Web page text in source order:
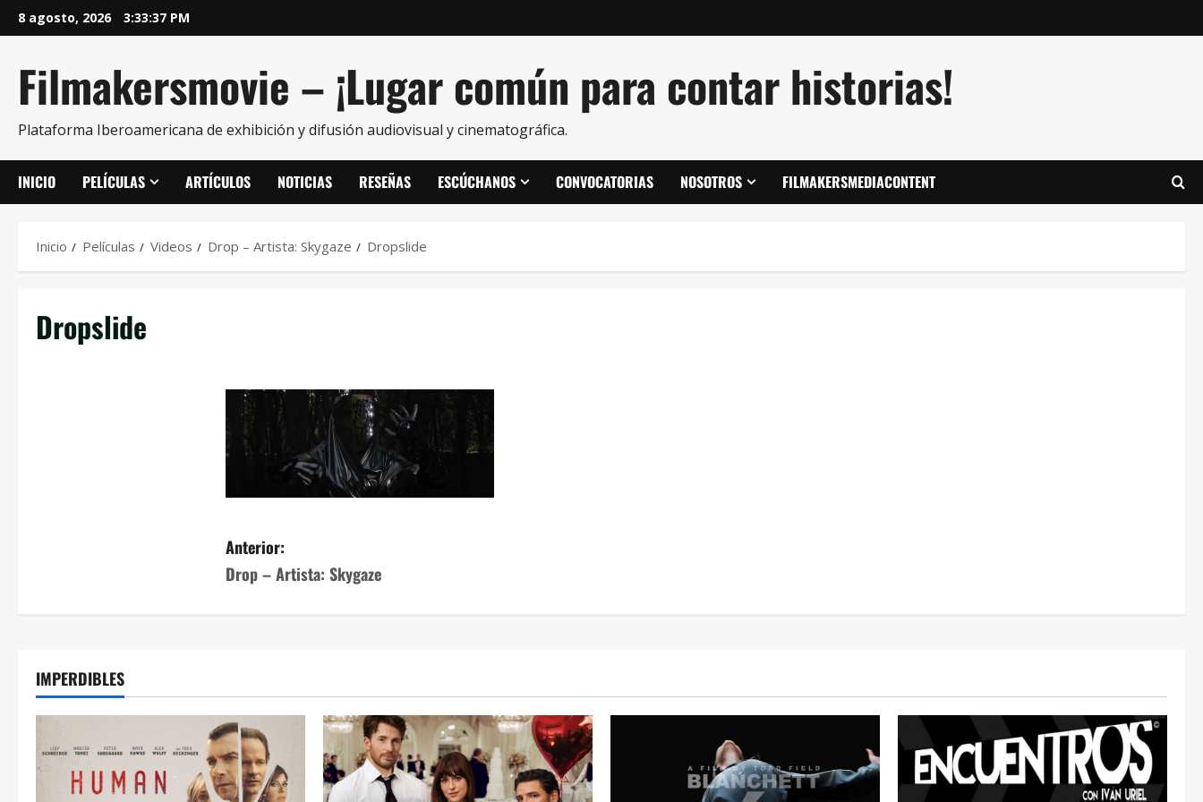
8 agosto, 2026 3:33:38 PM
Filmakersmovie – ¡Lugar común para contar historias!
Plataforma Iberoamericana de exhibición y difusión audiovisual y cinematográfica.
INICIO PELÍCULAS ARTÍCULOS NOTICIAS RESEÑAS ESCÚCHANOS CONVOCATORIAS NOSOTROS FILMAKERSMEDIACONTENT
Inicio Películas Videos Drop – Artista: Skygaze Dropslide
Dropslide
Anterior:
Drop – Artista: Skygaze
IMPERDIBLES